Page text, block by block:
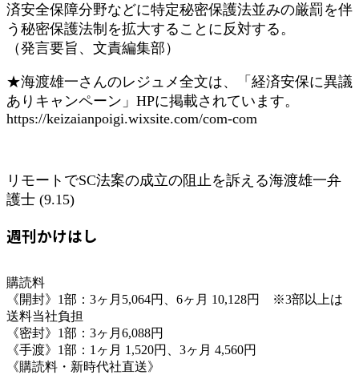
済安全保障分野などに特定秘密保護法並みの厳罰を伴
う秘密保護法制を拡大することに反対する。
（発言要旨、文責編集部）
★海渡雄一さんのレジュメ全文は、「経済安保に異議
ありキャンペーン」HPに掲載されています。
https://keizaianpoigi.wixsite.com/com-com
リモートでSC法案の成立の阻止を訴える海渡雄一弁
護士 (9.15)
週刊かけはし
購読料
《開封》1部：3ヶ月5,064円、6ヶ月 10,128円 ※3部以上は
送料当社負担
《密封》1部：3ヶ月6,088円
《手渡》1部：1ヶ月 1,520円、3ヶ月 4,560円
《購読料・新時代社直送》